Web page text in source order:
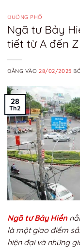
qua
nội
dung
ĐƯỜNG PHỐ
Ngã tư Bảy
tiết từ A đến Z
ĐĂNG VÀO28/02/2025
28
Th2
Ngã tư Bảy Hiền
là một giao điểm
hiện đại và những